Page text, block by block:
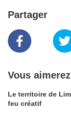
Partager
Vous
Le territoire de
feu créatif